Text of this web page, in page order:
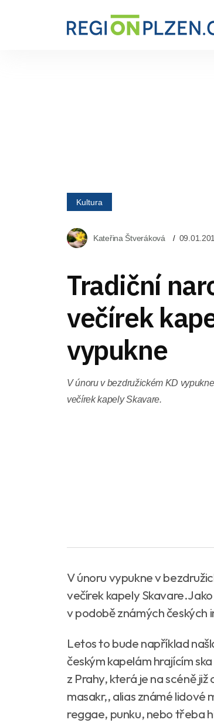
Kultura
Kateřina Štveráková
Tradiční
večírek
vypukne
V únoru v bezdružickém KD
večírek kapely Skavare.
V únoru vypukne v
večírek kapely
v podobě známých českých
Letos to bude například
českým kapelám hrajícím
z Prahy, která je na scéně
masakr,, alias známé lidové
reggae, punku, nebo třeba